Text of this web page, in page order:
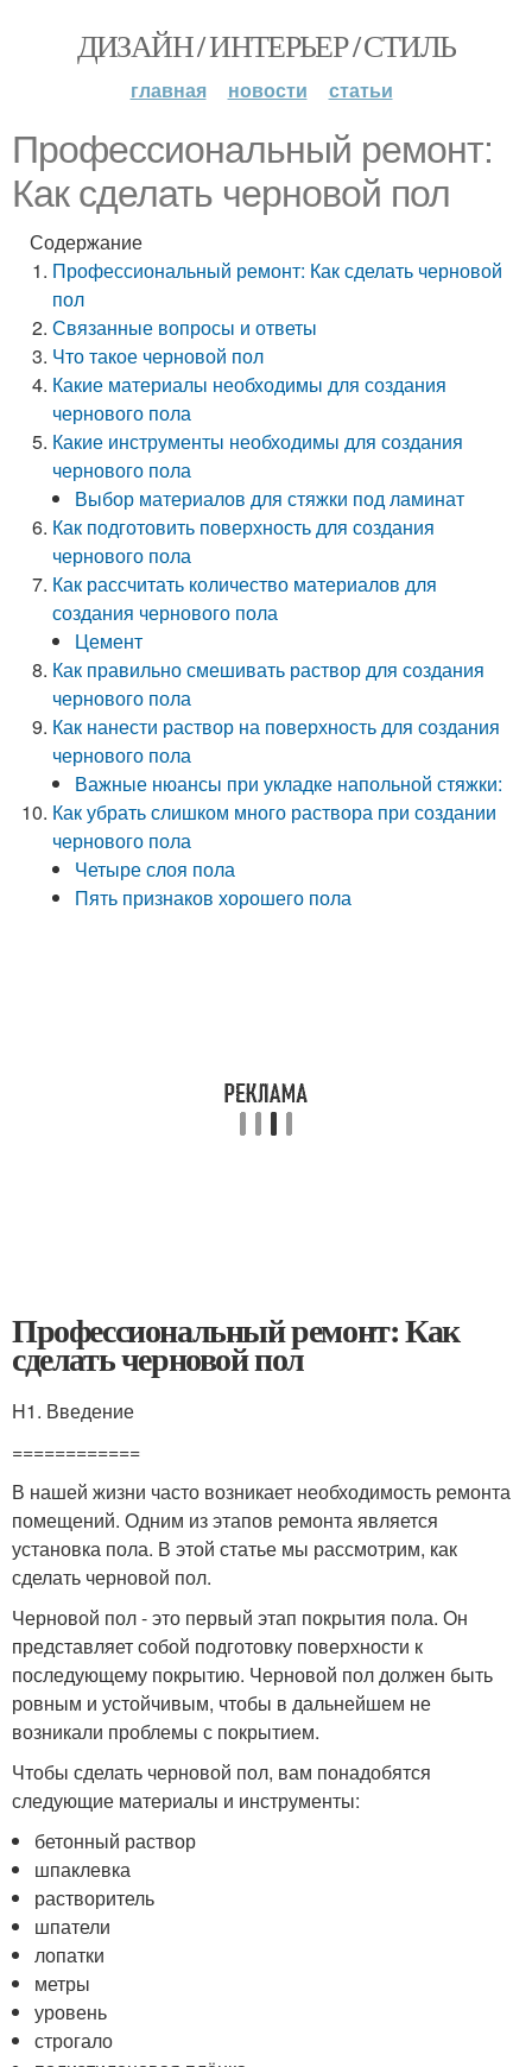
ДИЗАЙН / ИНТЕРЬЕР / СТИЛЬ
главная новости статьи
Профессиональный ремонт:
Как сделать черновой пол
Содержание
Профессиональный ремонт: Как сделать черновой
пол
Связанные вопросы и ответы
Что такое черновой пол
Какие материалы необходимы для создания
чернового пола
Какие инструменты необходимы для создания
чернового пола
Выбор материалов для стяжки под ламинат
Как подготовить поверхность для создания
чернового пола
Как рассчитать количество материалов для
создания чернового пола
Цемент
Как правильно смешивать раствор для создания
чернового пола
Как нанести раствор на поверхность для создания
чернового пола
Важные нюансы при укладке напольной стяжки:
Как убрать слишком много раствора при создании
чернового пола
Четыре слоя пола
Пять признаков хорошего пола
Профессиональный ремонт: Как
сделать черновой пол
H1. Введение
============
В нашей жизни часто возникает необходимость ремонта
помещений. Одним из этапов ремонта является
установка пола. В этой статье мы рассмотрим, как
сделать черновой пол.
Черновой пол - это первый этап покрытия пола. Он
представляет собой подготовку поверхности к
последующему покрытию. Черновой пол должен быть
ровным и устойчивым, чтобы в дальнейшем не
возникали проблемы с покрытием.
Чтобы сделать черновой пол, вам понадобятся
следующие материалы и инструменты:
бетонный раствор
шпаклевка
растворитель
шпатели
лопатки
метры
уровень
строгало